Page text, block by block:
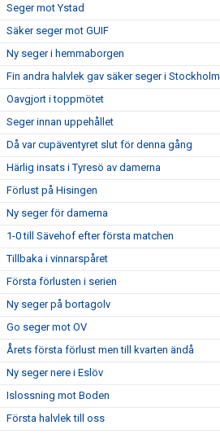
Seger mot Ystad
Säker seger mot GUIF
Ny seger i hemmaborgen
Fin andra halvlek gav säker seger i Stockholm
Oavgjort i toppmötet
Seger innan uppehållet
Då var cupäventyret slut för denna gång
Härlig insats i Tyresö av damerna
Förlust på Hisingen
Ny seger för damerna
1-0 till Sävehof efter första matchen
Tillbaka i vinnarspåret
Första förlusten i serien
Ny seger på bortagolv
Go seger mot OV
Årets första förlust men till kvarten ändå
Ny seger nere i Eslöv
Islossning mot Boden
Första halvlek till oss